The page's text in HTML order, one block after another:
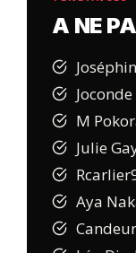
A NE
M
Julie
Aya
Candeur